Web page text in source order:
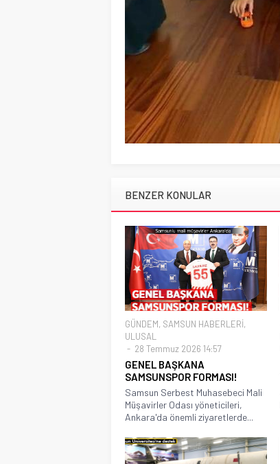
BENZER KONULAR
GÜNDEM, SAMSUN HABERLERİ,
ULUSAL
28 Temmuz 2026 14:57
GENEL BAŞKANA
SAMSUNSPOR FORMASI!
Samsun Serbest Muhasebeci Mali
Müşavirler Odası yöneticileri,
Ankara'da önemli ziyaretlerde...